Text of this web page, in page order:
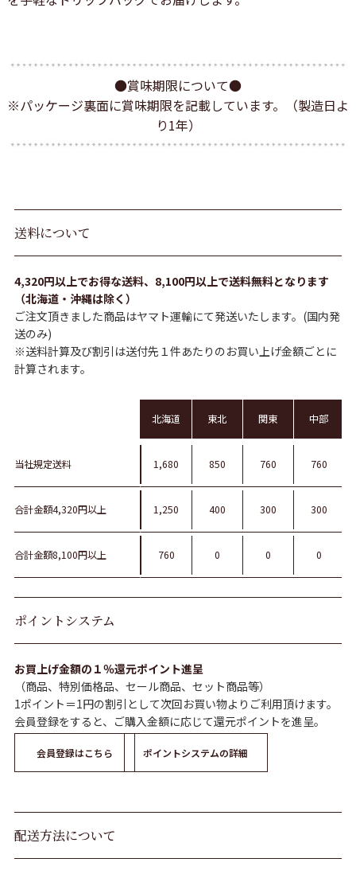
●賞味期限について●
※パッケージ裏面に賞味期限を記載しています。（製造日よ
り1年）
送料について
4,320円以上でお得な送料、8,100円以上で送料無料となります
（北海道・沖縄は除く）
ご注文頂きました商品はヤマト運輸にて発送いたします。(国内発
送のみ)
※送料計算及び割引は送付先１件あたりのお買い上げ金額ごとに
計算されます。
北海道 東北 関東 中部
当社規定送料 1,680 850 760 760
合計金額4,320円以上 1,250 400 300 300
合計金額8,100円以上 760 0 0 0
ポイントシステム
お買上げ金額の１％還元ポイント進呈
（商品、特別価格品、セール商品、セット商品等）
1ポイント＝1円の割引として次回お買い物よりご利用頂けます。
会員登録をすると、ご購入金額に応じて還元ポイントを進呈。
会員登録はこちら ポイントシステムの詳細
配送方法について